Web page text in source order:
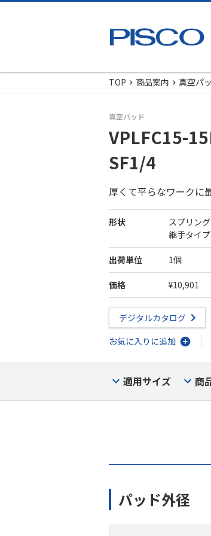
TOP
商品案内 真空パ
真空パッド
VPLFC15-
SF1/4
厚くて平らなワークに
形状
スプリン
継手タイ
出荷単位 1個
価格 ¥10,901
デジタルカタログ
お気に入りに追加
適用サイズ 商
パッド外径